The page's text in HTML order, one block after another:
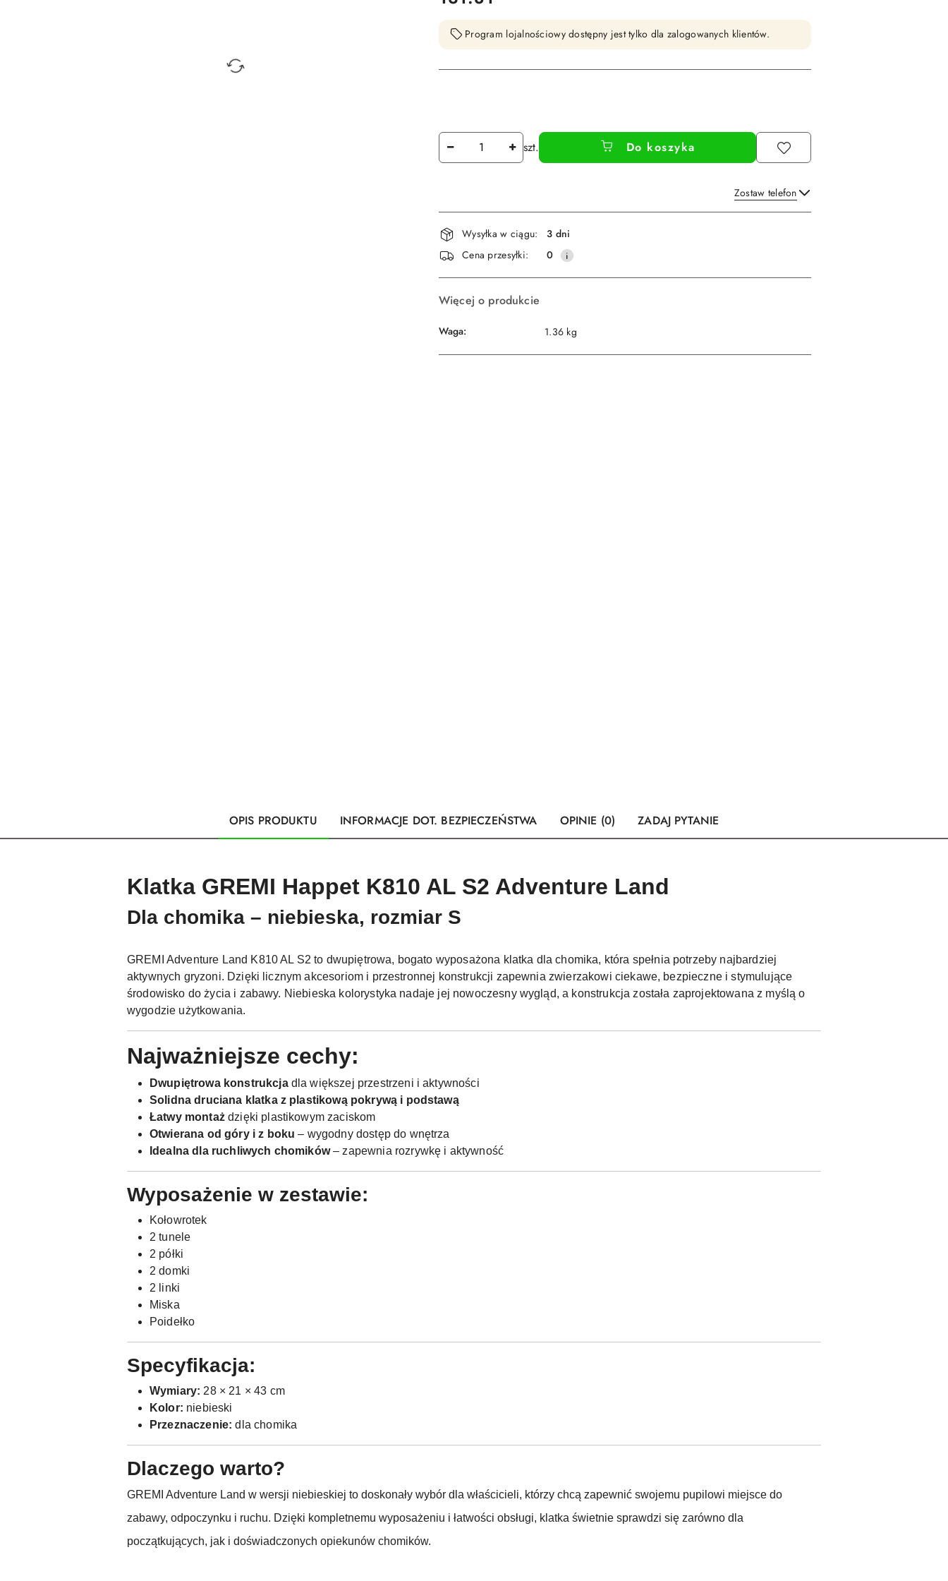
Program lojalnościowy dostępny jest tylko dla zalogowanych klientów.
Ilość szt. Do koszyka
Zostaw telefon
Wyślij
Dostępność
i
dostawa
Wysyłka w ciągu:
3 dni
Cena przesyłki:
0
Więcej o produkcie
Waga: 1.36 kg
OPIS PRODUKTU INFORMACJE DOT. BEZPIECZEŃSTWA OPINIE (0) ZADAJ PYTANIE
Klatka GREMI Happet K810 AL S2 Adventure Land
Dla chomika – niebieska, rozmiar S
GREMI Adventure Land K810 AL S2 to dwupiętrowa, bogato wyposażona klatka dla chomika, która spełnia potrzeby najbardziej
aktywnych gryzoni. Dzięki licznym akcesoriom i przestronnej konstrukcji zapewnia zwierzakowi ciekawe, bezpieczne i stymulujące
środowisko do życia i zabawy. Niebieska kolorystyka nadaje jej nowoczesny wygląd, a konstrukcja została zaprojektowana z myślą o
wygodzie użytkowania.
Najważniejsze cechy:
Dwupiętrowa konstrukcjadla większej przestrzeni i aktywności
Solidna druciana klatka z plastikową pokrywą i podstawą
Łatwy montażdzięki plastikowym zaciskom
Otwierana od góry i z boku – wygodny dostęp do wnętrza
Idealna dla ruchliwych chomików– zapewnia rozrywkę i aktywność
Wyposażenie w zestawie:
Kołowrotek
2 tunele
2 półki
2 domki
2 linki
Miska
Poidełko
Specyfikacja:
Wymiary: 28 × 21 × 43 cm
Kolor: niebieski
Przeznaczenie: dla chomika
Dlaczego warto?
GREMI Adventure Land w wersji niebieskiej to doskonały wybór dla właścicieli, którzy chcą zapewnić swojemu pupilowi miejsce do
zabawy, odpoczynku i ruchu. Dzięki kompletnemu wyposażeniu i łatwości obsługi, klatka świetnie sprawdzi się zarówno dla
początkujących, jak i doświadczonych opiekunów chomików.